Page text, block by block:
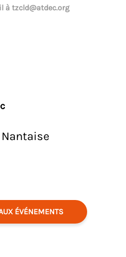
à tzcld@atdec.org
Nantaise
ÉVÉNEMENTS